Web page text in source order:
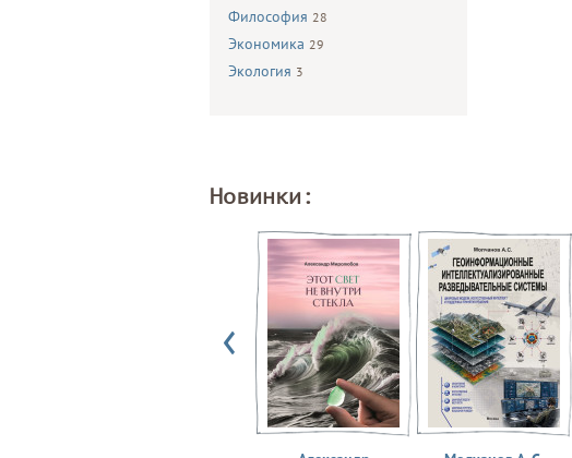
Философия 28
Экономика 29
Экология 3
Новинки: